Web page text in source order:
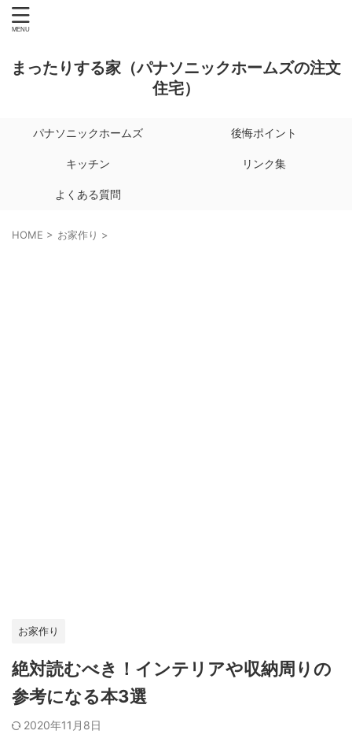
まったりする家（パナソニックホームズの注文
住宅）
パナソニックホームズ 後悔ポイント
キッチン リンク集
よくある質問
HOME > お家作り >
お家作り
絶対読むべき！インテリアや収納周りの
参考になる本3選
2020年11月8日